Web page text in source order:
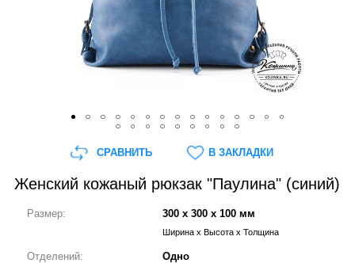
Женский кожаный рюкзак "Паулина" (синий)
Размер: 300 x 300 x 100 мм
Ширина x Высота x Толщина
Отделений: Одно
СРАВНИТЬ В ЗАКЛАДКИ